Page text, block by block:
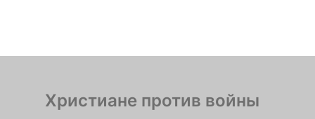
Христиане против войны